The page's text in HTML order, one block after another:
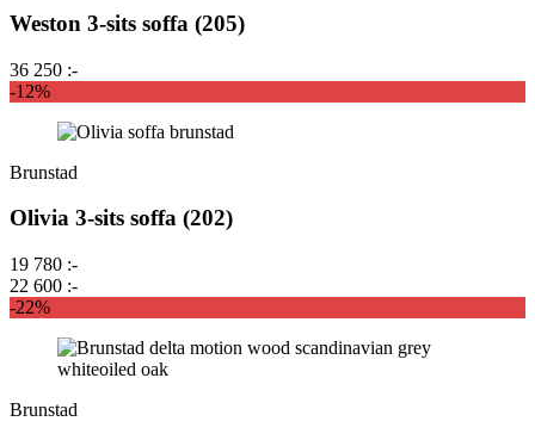
Weston 3-sits soffa (205)
36 250 :-
-12%
Brunstad
Olivia 3-sits soffa (202)
19 780 :-
22 600 :-
-22%
Brunstad